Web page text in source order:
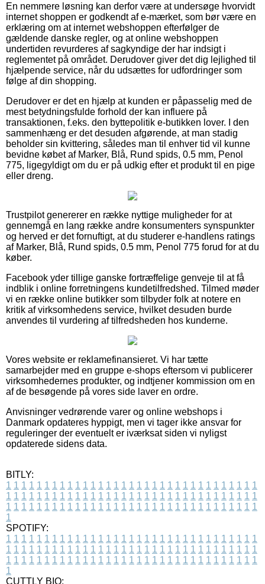
En nemmere løsning kan derfor være at undersøge hvorvidt
internet shoppen er godkendt af e-mærket, som bør være en
erklæring om at internet webshoppen efterfølger de
gældende danske regler, og at online webshoppen
undertiden revurderes af sagkyndige der har indsigt i
reglementet på området. Derudover giver det dig lejlighed til
hjælpende service, når du udsættes for udfordringer som
følge af din shopping.
Derudover er det en hjælp at kunden er påpasselig med de
mest betydningsfulde forhold der kan influere på
transaktionen, f.eks. den byttepolitik e-butikken lover. I den
sammenhæng er det desuden afgørende, at man stadig
beholder sin kvittering, således man til enhver tid vil kunne
bevidne købet af Marker, Blå, Rund spids, 0.5 mm, Penol
775, ligegyldigt om du er på udkig efter et produkt til en pige
eller dreng.
Trustpilot genererer en række nyttige muligheder for at
gennemgå en lang række andre konsumenters synspunkter
og herved er det fornuftigt, at du studerer e-handlens ratings
af Marker, Blå, Rund spids, 0.5 mm, Penol 775 forud for at du
køber.
Facebook yder tillige ganske fortræffelige genveje til at få
indblik i online forretningens kundetilfredshed. Tilmed møder
vi en række online butikker som tilbyder folk at notere en
kritik af virksomhedens service, hvilket desuden burde
anvendes til vurdering af tilfredsheden hos kunderne.
Vores website er reklamefinansieret. Vi har tætte
samarbejder med en gruppe e-shops eftersom vi publicerer
virksomhedernes produkter, og indtjener kommission om en
af de besøgende på vores side laver en ordre.
Anvisninger vedrørende varer og online webshops i
Danmark opdateres hyppigt, men vi tager ikke ansvar for
reguleringer der eventuelt er iværksat siden vi nyligst
opdaterede sidens data.
BITLY:
1 1 1 1 1 1 1 1 1 1 1 1 1 1 1 1 1 1 1 1 1 1 1 1 1 1 1 1 1 1 1 1 1
1 1 1 1 1 1 1 1 1 1 1 1 1 1 1 1 1 1 1 1 1 1 1 1 1 1 1 1 1 1 1 1 1
1 1 1 1 1 1 1 1 1 1 1 1 1 1 1 1 1 1 1 1 1 1 1 1 1 1 1 1 1 1 1 1 1
1
SPOTIFY:
1 1 1 1 1 1 1 1 1 1 1 1 1 1 1 1 1 1 1 1 1 1 1 1 1 1 1 1 1 1 1 1 1
1 1 1 1 1 1 1 1 1 1 1 1 1 1 1 1 1 1 1 1 1 1 1 1 1 1 1 1 1 1 1 1 1
1 1 1 1 1 1 1 1 1 1 1 1 1 1 1 1 1 1 1 1 1 1 1 1 1 1 1 1 1 1 1 1 1
1
CUTTLY BIO: